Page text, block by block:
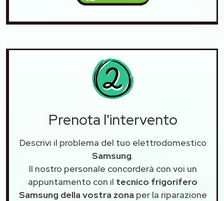
Prenota l'intervento
Descrivi il problema del tuo elettrodomestico
Samsung.
Il nostro personale concorderà con voi un
appuntamento con il tecnico frigorifero
Samsung della vostra zona per la riparazione